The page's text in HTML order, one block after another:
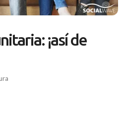
¡así de